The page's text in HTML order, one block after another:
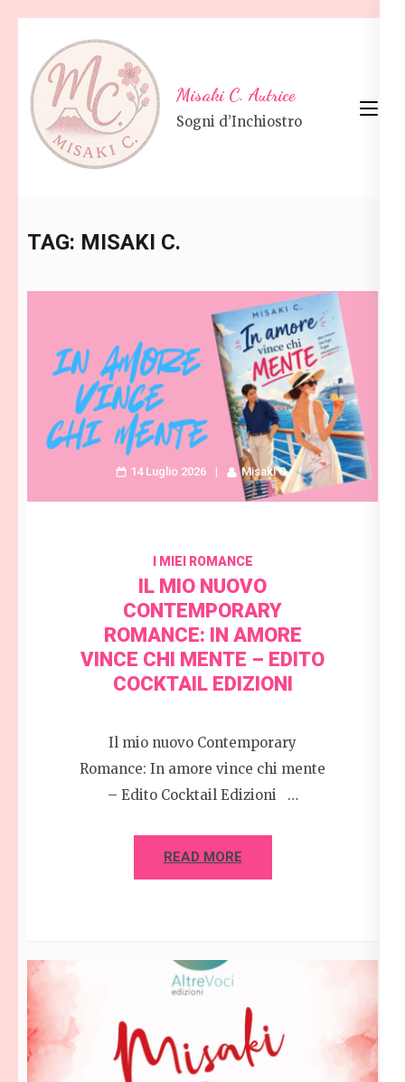
content
(Press
Enter)
Misaki C. Autrice
Sogni d’Inchiostro
TAG: MISAKI C.
14 Luglio 2026 Misaki C.
I MIEI ROMANCE
IL MIO NUOVO
CONTEMPORARY
ROMANCE: IN AMORE
VINCE CHI MENTE – EDITO
COCKTAIL EDIZIONI
Il mio nuovo Contemporary
Romance: In amore vince chi mente
– Edito Cocktail Edizioni …
READ MORE